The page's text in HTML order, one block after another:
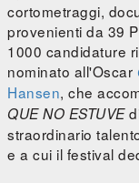
cortometraggi,
provenienti da 39
1000 candidature
nominato all'Oscar
Hansen, che
QUE NO ESTUVE
straordinario
e a cui il festival